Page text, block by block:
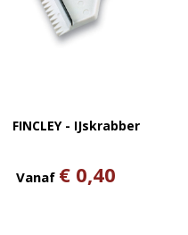
FINCLEY - IJskrabber
Vanaf € 0,40